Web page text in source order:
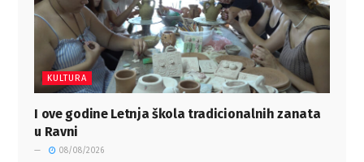
KULTURA
I ove godine Letnja škola tradicionalnih zanata
u Ravni
08/08/2026